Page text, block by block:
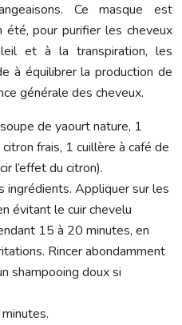
Ce masque est
été, pour purifier les cheveux
et à la transpiration, les
à équilibrer la production de
générale des cheveux.
de yaourt nature, 1
frais, 1 cuillère à café de
l’effet du citron).
ingrédients. Appliquer sur les
évitant le cuir chevelu
15 à 20 minutes, en
Rincer abondamment
shampooing doux si